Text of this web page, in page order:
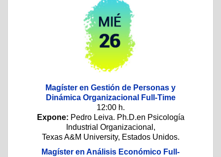
Magíster en Gestión de Personas y
Dinámica Organizacional Full-Time
12:00 h.
Expone: Pedro Leiva. Ph.D.en Psicología
Industrial Organizacional,
Texas A&M University, Estados Unidos.
Magíster en Análisis Económico Full-